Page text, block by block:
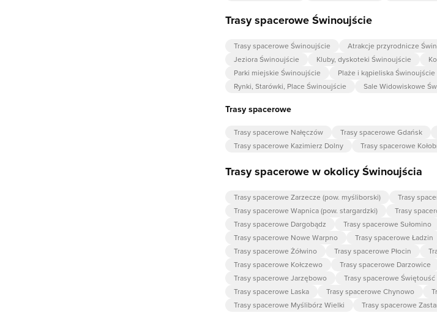
Trasy spacerowe Świnoujście
Trasy spacerowe Świnoujście Atrakcje przyrodnicze
Jeziora Świnoujście
Kluby, dyskoteki Świnoujście
Parki miejskie Świnoujście
Plaże i kąpieliska Świnoujście
Rynki, Starówki, Place Świnoujście
Sale Widowiskowe
Trasy spacerowe
Trasy spacerowe Nałęczów Trasy spacerowe Gdańsk
Trasy spacerowe Kazimierz Dolny
Trasy spacerowe
Trasy spacerowe w okolicy Świnoujścia
Trasy spacerowe Zarzecze (pow. myśliborski) Trasy
Trasy spacerowe Wapnica (pow. stargardzki)
Trasy
Trasy spacerowe Dargobądz
Trasy spacerowe Sułomino
Trasy spacerowe Nowe Warpno
Trasy spacerowe Ładzin
Trasy spacerowe Żółwino
Trasy spacerowe Płocin
Trasy spacerowe Kołczewo
Trasy spacerowe Darzowice
Trasy spacerowe Jarzębowo
Trasy spacerowe Świętouść
Trasy spacerowe Laska
Trasy spacerowe Chynowo
Trasy spacerowe Myślibórz Wielki
Trasy spacerowe